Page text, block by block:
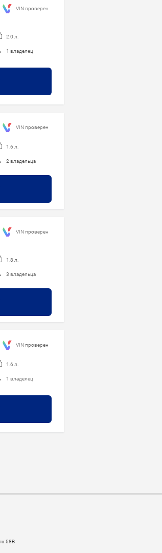
2.0 л.
1 владелец
VIN проверен
1.6 л.
2 владельца
VIN проверен
1.8 л.
3 владельца
VIN проверен
1.6 л.
1 владелец
VIN проверен
58В